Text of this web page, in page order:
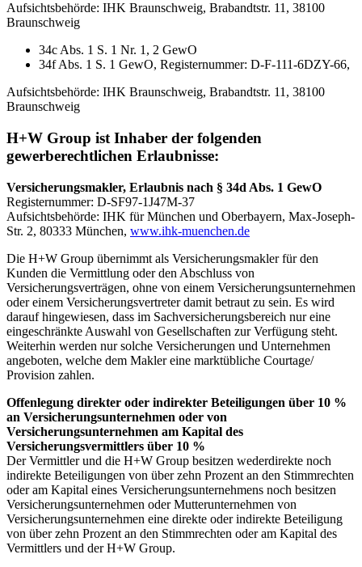
Aufsichtsbehörde: IHK Braunschweig, Brabandtstr. 11, 38100
Braunschweig
34c Abs. 1 S. 1 Nr. 1, 2 GewO
34f Abs. 1 S. 1 GewO, Registernummer: D-F-111-6DZY-66,
Aufsichtsbehörde: IHK Braunschweig, Brabandtstr. 11, 38100
Braunschweig
H+W Group ist Inhaber der folgenden
gewerberechtlichen Erlaubnisse:
Versicherungsmakler, Erlaubnis nach § 34d Abs. 1 GewO
Registernummer: D-SF97-1J47M-37
Aufsichtsbehörde: IHK für München und Oberbayern, Max-Joseph-
Str. 2, 80333 München, www.ihk-muenchen.de
Die H+W Group übernimmt als Versicherungsmakler für den
Kunden die Vermittlung oder den Abschluss von
Versicherungsverträgen, ohne von einem Versicherungsunternehmen
oder einem Versicherungsvertreter damit betraut zu sein. Es wird
darauf hingewiesen, dass im Sachversicherungsbereich nur eine
eingeschränkte Auswahl von Gesellschaften zur Verfügung steht.
Weiterhin werden nur solche Versicherungen und Unternehmen
angeboten, welche dem Makler eine marktübliche Courtage/
Provision zahlen.
Offenlegung direkter oder indirekter Beteiligungen über 10 %
an Versicherungsunternehmen oder von
Versicherungsunternehmen am Kapital des
Versicherungsvermittlers über 10 %
Der Vermittler und die H+W Group besitzen wederdirekte noch
indirekte Beteiligungen von über zehn Prozent an den Stimmrechten
oder am Kapital eines Versicherungsunternehmens noch besitzen
Versicherungsunternehmen oder Mutterunternehmen von
Versicherungsunternehmen eine direkte oder indirekte Beteiligung
von über zehn Prozent an den Stimmrechten oder am Kapital des
Vermittlers und der H+W Group.